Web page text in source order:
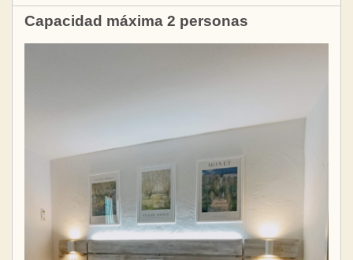
Capacidad máxima 2 personas